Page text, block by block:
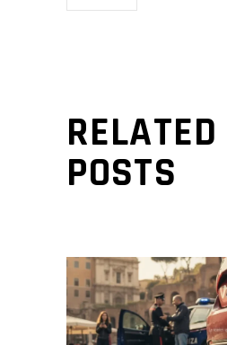
RELATED
POSTS